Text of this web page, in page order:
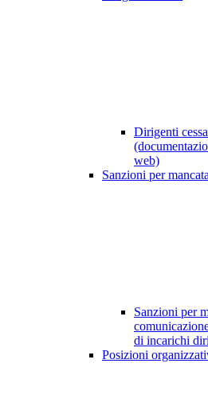
Dirigenti
web)
Sanzioni per
Sanzioni per
di incarichi
Posizioni